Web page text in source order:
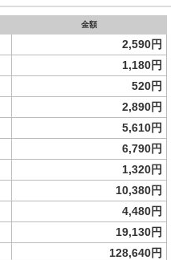
金額
2,590円
1,180円
520円
2,890円
5,610円
6,790円
1,320円
10,380円
4,480円
19,130円
128,640円